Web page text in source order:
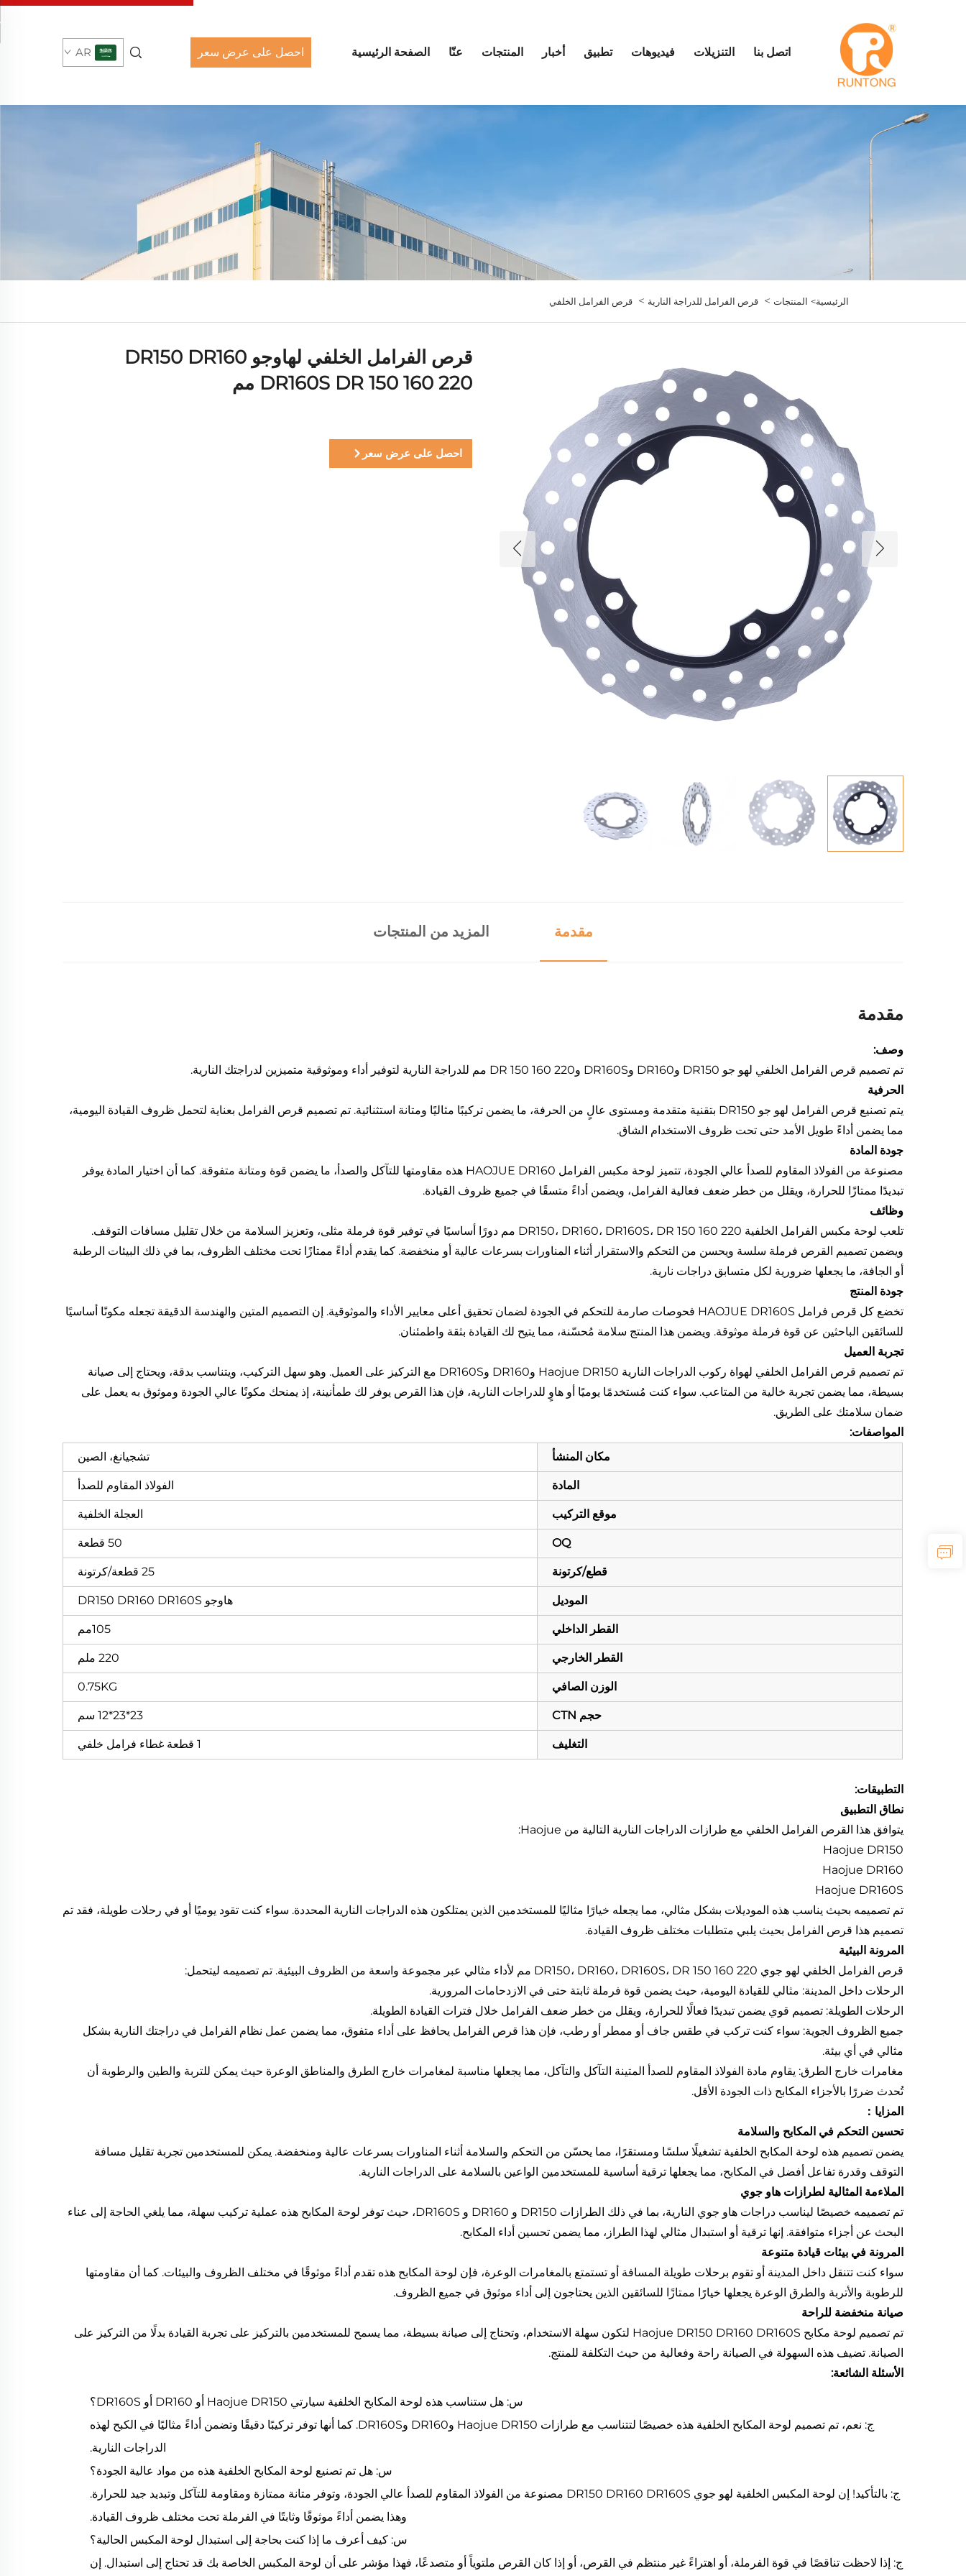
الصفحة الرئيسية عنّا المنتجات أخبار تطبيق فيديوهات التنزيلات اتصل بنا احصل على عرض سعر AR
الرئيسية> المنتجات> قرص الفرامل للدراجة النارية > قرص الفرامل الخلفي
قرص الفرامل الخلفي لهاوجو DR150 DR160
DR160S DR 150 160 220 مم
احصل على عرض سعر
مقدمة المزيد من المنتجات
مقدمة
وصف:
تم تصميم قرص الفرامل الخلفي لهو جو DR150 وDR160 وDR160S وDR 150 160 220 مم للدراجة النارية لتوفير أداء وموثوقية متميزين لدراجتك النارية.
الحرفية
يتم تصنيع قرص الفرامل لهو جو DR150 بتقنية متقدمة ومستوى عالٍ من الحرفة، ما يضمن تركيبًا مثاليًا ومتانة استثنائية. تم تصميم قرص الفرامل بعناية لتحمل ظروف القيادة اليومية،
مما يضمن أداءً طويل الأمد حتى تحت ظروف الاستخدام الشاق.
جودة المادة
مصنوعة من الفولاذ المقاوم للصدأ عالي الجودة، تتميز لوحة مكبس الفرامل HAOJUE DR160 هذه مقاومتها للتآكل والصدأ، ما يضمن قوة ومتانة متفوقة. كما أن اختيار المادة يوفر
تبديدًا ممتازًا للحرارة، ويقلل من خطر ضعف فعالية الفرامل، ويضمن أداءً متسقًا في جميع ظروف القيادة.
وظائف
تلعب لوحة مكبس الفرامل الخلفية DR150، DR160، DR160S، DR 150 160 220 مم دورًا أساسيًا في توفير قوة فرملة مثلى، وتعزيز السلامة من خلال تقليل مسافات التوقف.
ويضمن تصميم القرص فرملة سلسة ويحسن من التحكم والاستقرار أثناء المناورات بسرعات عالية أو منخفضة. كما يقدم أداءً ممتازًا تحت مختلف الظروف، بما في ذلك البيئات الرطبة
أو الجافة، ما يجعلها ضرورية لكل متسابق دراجات نارية.
جودة المنتج
تخضع كل قرص فرامل HAOJUE DR160S فحوصات صارمة للتحكم في الجودة لضمان تحقيق أعلى معايير الأداء والموثوقية. إن التصميم المتين والهندسة الدقيقة تجعله مكونًا أساسيًا
للسائقين الباحثين عن قوة فرملة موثوقة. ويضمن هذا المنتج سلامة مُحسّنة، مما يتيح لك القيادة بثقة واطمئنان.
تجربة العميل
تم تصميم قرص الفرامل الخلفي لهواة ركوب الدراجات النارية Haojue DR150 وDR160 وDR160S مع التركيز على العميل. وهو سهل التركيب، ويتناسب بدقة، ويحتاج إلى صيانة
بسيطة، مما يضمن تجربة خالية من المتاعب. سواء كنت مُستخدمًا يوميًا أو هاوٍ للدراجات النارية، فإن هذا القرص يوفر لك طمأنينة، إذ يمنحك مكونًا عالي الجودة وموثوق به يعمل على
ضمان سلامتك على الطريق.
المواصفات:
مكان المنشأ
تشجيانغ، الصين
المادة الفولاذ المقاوم للصدأ
موقع التركيب العجلة الخلفية
OQ 50 قطعة
قطع/كرتونة 25 قطعة/كرتونة
الموديل هاوجو DR150 DR160 DR160S
القطر الداخلي 105مم
القطر الخارجي 220 ملم
الوزن الصافي 0.75KG
حجم CTN 23*23*12 سم
التغليف 1 قطعة غطاء فرامل خلفي
التطبيقات:
نطاق التطبيق
يتوافق هذا القرص الفرامل الخلفي مع طرازات الدراجات النارية التالية من Haojue:
Haojue DR150
Haojue DR160
Haojue DR160S
تم تصميمه بحيث يناسب هذه الموديلات بشكل مثالي، مما يجعله خيارًا مثاليًا للمستخدمين الذين يمتلكون هذه الدراجات النارية المحددة. سواء كنت تقود يوميًا أو في رحلات طويلة، فقد تم
تصميم هذا قرص الفرامل بحيث يلبي متطلبات مختلف ظروف القيادة.
المرونة البيئية
قرص الفرامل الخلفي لهو جوي DR150، DR160، DR160S، DR 150 160 220 مم لأداء مثالي عبر مجموعة واسعة من الظروف البيئية. تم تصميمه ليتحمل:
الرحلات داخل المدينة: مثالي للقيادة اليومية، حيث يضمن قوة فرملة ثابتة حتى في الازدحامات المرورية.
الرحلات الطويلة: تصميم قوي يضمن تبديدًا فعالًا للحرارة، ويقلل من خطر ضعف الفرامل خلال فترات القيادة الطويلة.
جميع الظروف الجوية: سواء كنت تركب في طقس جاف أو ممطر أو رطب، فإن هذا قرص الفرامل يحافظ على أداء متفوق، مما يضمن عمل نظام الفرامل في دراجتك النارية بشكل
مثالي في أي بيئة.
مغامرات خارج الطرق: يقاوم مادة الفولاذ المقاوم للصدأ المتينة التآكل والتآكل، مما يجعلها مناسبة لمغامرات خارج الطرق والمناطق الوعرة حيث يمكن للتربة والطين والرطوبة أن
تُحدث ضررًا بالأجزاء المكابح ذات الجودة الأقل.
المزايا：
تحسين التحكم في المكابح والسلامة
يضمن تصميم هذه لوحة المكابح الخلفية تشغيلًا سلسًا ومستقرًا، مما يحسّن من التحكم والسلامة أثناء المناورات بسرعات عالية ومنخفضة. يمكن للمستخدمين تجربة تقليل مسافة
التوقف وقدرة تفاعل أفضل في المكابح، مما يجعلها ترقية أساسية للمستخدمين الواعين بالسلامة على الدراجات النارية.
الملاءمة المثالية لطرازات هاو جوي
تم تصميمه خصيصًا ليناسب دراجات هاو جوي النارية، بما في ذلك الطرازات DR150 و DR160 و DR160S، حيث توفر لوحة المكابح هذه عملية تركيب سهلة، مما يلغي الحاجة إلى عناء
البحث عن أجزاء متوافقة. إنها ترقية أو استبدال مثالي لهذا الطراز، مما يضمن تحسين أداء المكابح.
المرونة في بيئات قيادة متنوعة
سواء كنت تتنقل داخل المدينة أو تقوم برحلات طويلة المسافة أو تستمتع بالمغامرات الوعرة، فإن لوحة المكابح هذه تقدم أداءً موثوقًا في مختلف الظروف والبيئات. كما أن مقاومتها
للرطوبة والأتربة والطرق الوعرة يجعلها خيارًا ممتازًا للسائقين الذين يحتاجون إلى أداء موثوق في جميع الظروف.
صيانة منخفضة للراحة
تم تصميم لوحة مكابح Haojue DR150 DR160 DR160S لتكون سهلة الاستخدام، وتحتاج إلى صيانة بسيطة، مما يسمح للمستخدمين بالتركيز على تجربة القيادة بدلًا من التركيز على
الصيانة. تضيف هذه السهولة في الصيانة راحة وفعالية من حيث التكلفة للمنتج.
الأسئلة الشائعة:
س: هل ستناسب هذه لوحة المكابح الخلفية سيارتي Haojue DR150 أو DR160 أو DR160S؟
ج: نعم، تم تصميم لوحة المكابح الخلفية هذه خصيصًا لتتناسب مع طرازات Haojue DR150 وDR160 وDR160S. كما أنها توفر تركيبًا دقيقًا وتضمن أداءً مثاليًا في الكبح لهذه
الدراجات النارية.
س: هل تم تصنيع لوحة المكابح الخلفية هذه من مواد عالية الجودة؟
ج: بالتأكيد! إن لوحة المكبس الخلفية لهو جوي DR150 DR160 DR160S مصنوعة من الفولاذ المقاوم للصدأ عالي الجودة، وتوفر متانة ممتازة ومقاومة للتآكل وتبديد جيد للحرارة.
وهذا يضمن أداءً موثوقًا وثابتًا في الفرملة تحت مختلف ظروف القيادة.
س: كيف أعرف ما إذا كنت بحاجة إلى استبدال لوحة المكبس الحالية؟
ج: إذا لاحظت تناقصًا في قوة الفرملة، أو اهتراءً غير منتظم في القرص، أو إذا كان القرص ملتوياً أو متصدعًا، فهذا مؤشر على أن لوحة المكبس الخاصة بك قد تحتاج إلى استبدال. إن